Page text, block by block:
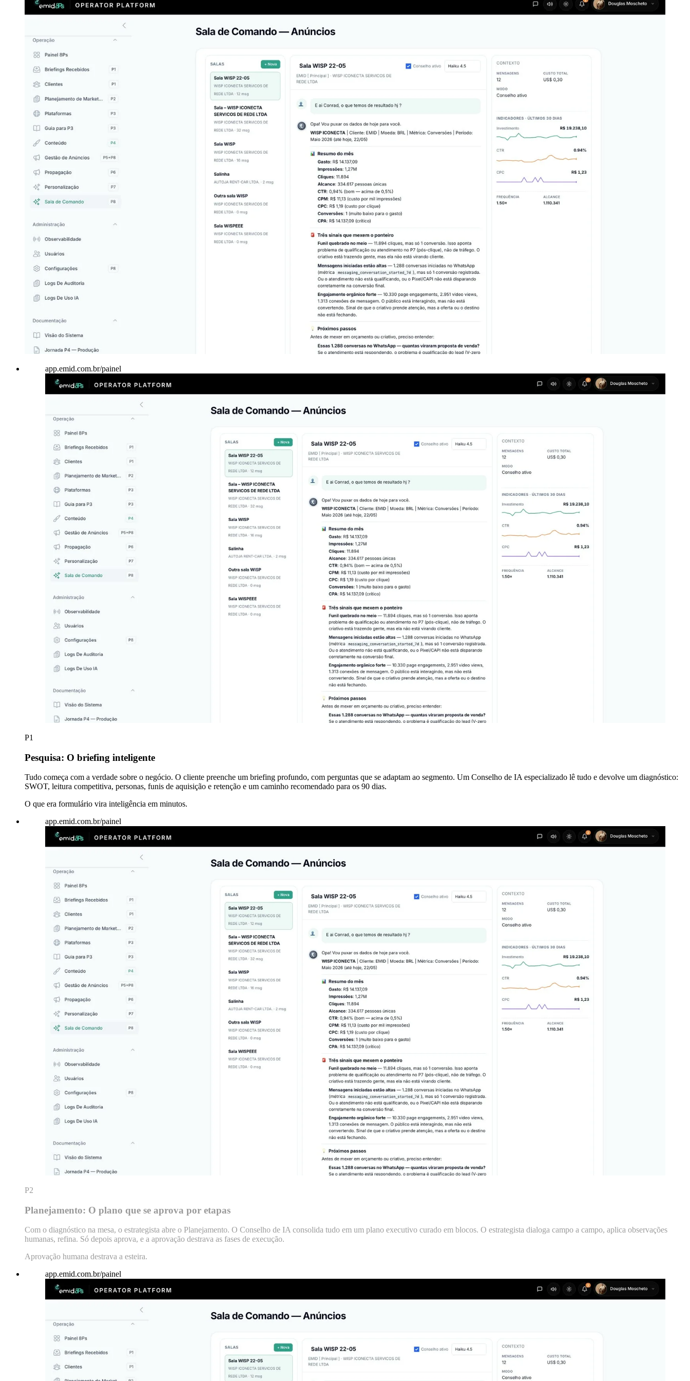
app.emid.com.br/painel
P1
Pesquisa: O briefing inteligente
Tudo começa com a verdade sobre o negócio. O cliente preenche um briefing profundo, com perguntas que se adaptam ao segmento. Um Conselho de IA especializado lê tudo e devolve um diagnóstico:
SWOT, leitura competitiva, personas, funis de aquisição e retenção e um caminho recomendado para os 90 dias.
O que era formulário vira inteligência em minutos.
app.emid.com.br/painel
P2
Planejamento: O plano que se aprova por etapas
Com o diagnóstico na mesa, o estrategista abre o Planejamento. O Conselho de IA consolida tudo em um plano executivo curado em blocos. O estrategista dialoga campo a campo, aplica observações
humanas, refina. Só depois aprova, e a aprovação destrava as fases de execução.
Aprovação humana destrava a esteira.
app.emid.com.br/painel